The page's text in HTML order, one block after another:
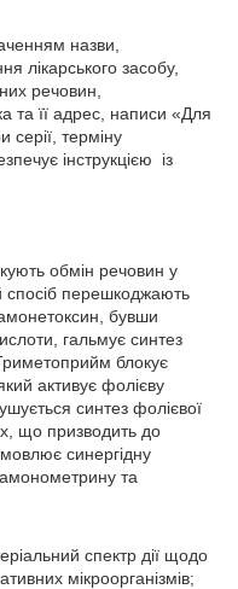
назви,
лікарського засобу,
речовин,
та її адрес, написи «Для
терміну
інструкцією із
обмін речовин у
спосіб перешкоджають
бувши
гальмує синтез
блокує
активує фолієву
синтез фолієвої
що призводить до
синергідну
та
спектр дії щодо
мікроорганізмів;